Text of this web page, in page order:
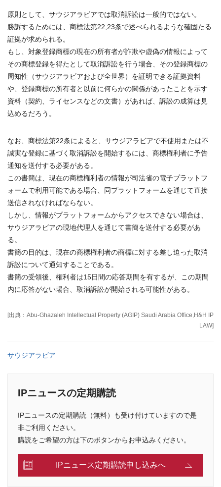
原則として、サウジアラビアでは取消訴訟は一般的ではない。
勝訴するためには、商標法第22,23条で述べられるような確固たる
証拠が求められる。
もし、対象登録商標の現在の所有者が詐欺や虚偽の情報によって
その商標登録を得たとして取消訴訟を行う場合、その登録商標の
周知性（サウジアラビアおよび全世界）を証明できる証拠資料
や、登録商標の所有者と以前に何らかの関係があったことを示す
資料（契約、ライセンスなどの文書）があれば、訴訟の成算は見
込めるだろう。
なお、商標法第22条によると、サウジアラビアで不使用または不
誠実な登録に基づく取消訴訟を開始するには、商標権利者に予告
通知を送付する必要がある。
この書簡は、現在の商標権利者の情報が司法省の電子プラットフ
ォームで利用可能である場合、同プラットフォームを通じて直接
送信されなければならない。
しかし、情報がプラットフォームからアクセスできない場合は、
サウジアラビアの現地代理人を通じて書簡を送付する必要があ
る。
書簡の目的は、現在の商標権利者の商標に対する差し迫った取消
訴訟について通知することである。
書簡の受領後、権利者は15日間の応答期間を有するが、この期間
内に応答がない場合、取消訴訟が開始される可能性がある。
[出典：Abu-Ghazaleh Intellectual Property (AGIP) Saudi Arabia Office,H&H IP
LAW]
サウジアラビア
IPニュースの定期購読
IPニュースの定期購読（無料）も受け付けていますので是
非ご利用ください。
購読をご希望の方は下のボタンからお申込みください。
IPニュース定期購読申し込みへ